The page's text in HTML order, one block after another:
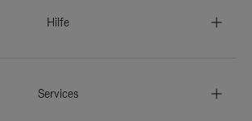
Hilfe
Services